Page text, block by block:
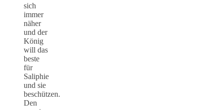
sich
immer
näher
und der
König
will das
beste
für
Saliphie
und sie
beschützen.
Den